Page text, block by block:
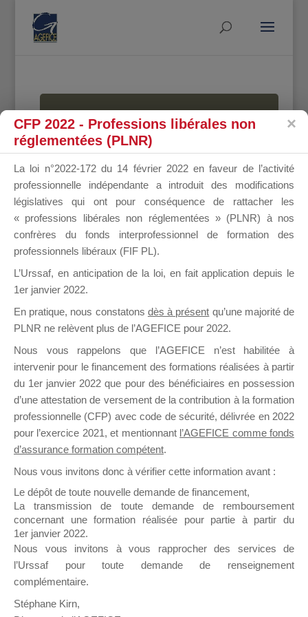
MALLETTE
DU
DIRIGEANT
Groupe Public
il y a un mois
Ce groupe est destiné aux Organismes de
Formation qui souhaitent répondre à l’Appel à
Propositions Mallette du Dirigeant.
sur lequel il est possible de laisser un message
ou poser une question.
NB : Il est nécessaire d’être
pouvoir rejoindre ce groupe
CFP 2022 - Professions libérales non
réglementées (PLNR)
La loi n°2022-172 du 14 février 2022 en faveur de l’activité
professionnelle indépendante a introduit des modifications
législatives qui ont pour conséquence de rattacher les
« professions libérales non réglementées » (PLNR) à nos
confrères du fonds interprofessionnel de formation des
professionnels libéraux (FIF PL).
L’Urssaf, en anticipation de la loi, en fait application depuis le
1er janvier 2022.
En pratique, nous constatons dès à présent qu’une majorité de
PLNR ne relèvent plus de l’AGEFICE pour 2022.
Nous vous rappelons que l’AGEFICE n’est habilitée à
intervenir pour le financement des formations réalisées à partir
du 1er janvier 2022 que pour des bénéficiaires en possession
d’une attestation de versement de la contribution à la formation
professionnelle (CFP) avec code de sécurité, délivrée en 2022
pour l’exercice 2021, et mentionnant l’AGEFICE comme fonds
d’assurance formation compétent.
Nous vous invitons donc à vérifier cette information avant :
Le dépôt de toute nouvelle demande de financement,
La transmission de toute demande de remboursement
concernant une formation réalisée pour partie à partir du
1er janvier 2022.
Nous vous invitons à vous rapprocher des services de
l’Urssaf pour toute demande de renseignement
complémentaire.
Stéphane Kirn,